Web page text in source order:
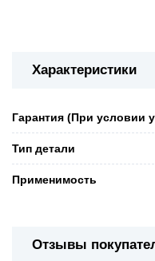
Характеристики
Гарантия (При условии
Тип детали
Применимость
Отзывы